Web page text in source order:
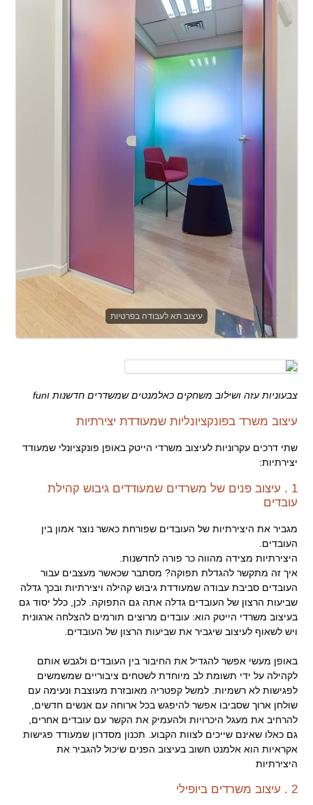
עיצוב תא לעבודה בפרטיות
צבעוניות עזה ושילוב משחקים כאלמנטים שמשדרים חדשנות וfun
עיצוב משרד בפונקציונליות שמעודדת יצירתיות
שתי דרכים עקרוניות לעיצוב משרדי הייטק באופן פונקציונלי שמעודד
יצירתיות:
1 . עיצוב פנים של משרדים שמעודדים גיבוש קהילת
עובדים
מגביר את היצירתיות של העובדים שפורחת כאשר נוצר אמון בין
העובדים.
היצירתיות מצידה מהווה כר פורה לחדשנות.
איך זה מתקשר להגדלת תפוקה? מסתבר שכאשר מעצבים עבור
העובדים סביבת עבודה שמעודדת גיבוש קהילה ויצירתיות ובכך גדלה
שביעות הרצון של העובדים גדלה אתה גם התפוקה. לכן, כלל יסוד גם
בעיצוב משרדי הייטק הוא: עובדים מרוצים תורמים להצלחה ארגונית
ויש לשאוף לעיצוב שיגביר את שביעות הרצון של העובדים.
באופן מעשי אפשר להגדיל את החיבור בין העובדים ולגבש אותם
לקהילה על ידי תשומת לב מיוחדת לשטחים ציבוריים שמשמשים
לפגישות לא רשמיות. למשל קפטריה מאובזרת מעוצבת ונעימה עם
שולחן ארוך שסביבו אפשר להיפגש בכל ארוחה עם אנשים חדשים,
להרחיב את מעגל היכרויות ולהעמיק את הקשר עם עובדים אחרים,
גם כאלו שאינם שייכים לצוות הקבוע. תכנון מסדרון שמעודד פגישות
אקראיות הוא אלמנט חשוב בעיצוב הפנים שיכול להגביר את
היצירתיות
2 . עיצוב משרדים ביופילי